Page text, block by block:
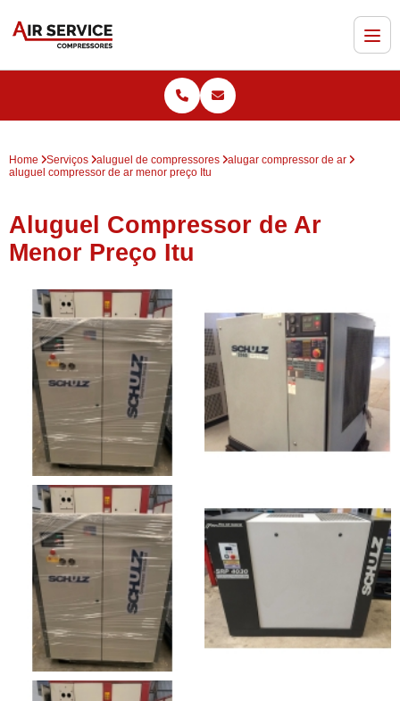
Home Serviços aluguel de compressores
alugar compressor de ar
aluguel compressor de ar menor preço Itu
Aluguel Compressor de Ar
Menor Preço Itu